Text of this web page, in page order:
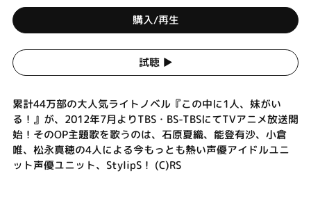
購入/再生
試聴 ▶︎
累計44万部の大人気ライトノベル『この中に1人、妹がい
る！』が、2012年7月よりTBS・BS-TBSにてTVアニメ放送開
始！そのOP主題歌を歌うのは、石原夏織、能登有沙、小倉
唯、松永真穂の4人による今もっとも熱い声優アイドルユニ
ット声優ユニット、StylipS！ (C)RS